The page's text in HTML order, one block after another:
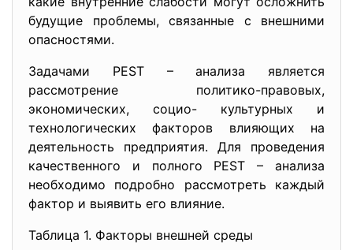
будущие проблемы, связанные с внешними
опасностями.
Задачами PEST – анализа является
рассмотрение политико-правовых,
экономических, социо- культурных и
технологических факторов влияющих на
деятельность предприятия. Для проведения
качественного и полного PEST – анализа
необходимо подробно рассмотреть каждый
фактор и выявить его влияние.
Таблица 1. Факторы внешней среды